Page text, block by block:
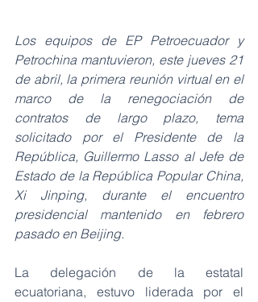
Los equipos de EP Petroecuador y
Petrochina mantuvieron, este jueves 21
de abril, la primera reunión virtual en el
marco de la renegociación de
contratos de largo plazo, tema
solicitado por el Presidente de la
República, Guillermo Lasso al Jefe de
Estado de la República Popular China,
Xi Jinping, durante el encuentro
presidencial mantenido en febrero
pasado en Beijing.
La delegación de la estatal
ecuatoriana, estuvo liderada por el